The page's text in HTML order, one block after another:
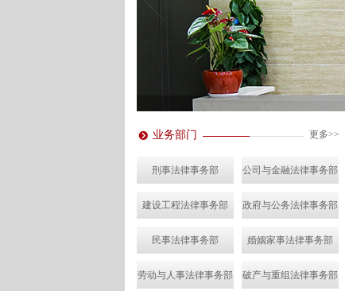
业务部门 更多>>
刑事法律事务部 公司与金融法律事务部
建设工程法律事务部 政府与公务法律事务部
民事法律事务部 婚姻家事法律事务部
劳动与人事法律事务部 破产与重组法律事务部